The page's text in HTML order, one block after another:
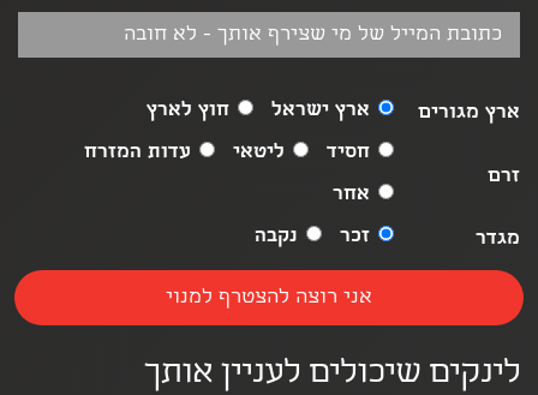
ארץ מגורים ארץ ישראל חוץ לארץ
זרם
חסיד ליטאי
עדות המזרח
אחר
מגדר
זכר נקבה
לינקים שיכולים לעניין אותך